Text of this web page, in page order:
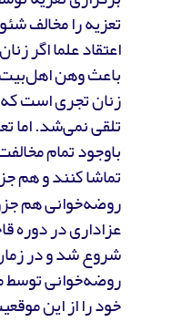
تعزیه را مخالف
اعتقاد علما اگر
باعث وهن
زنان تجری است
تلقی نمی‌شد. اما
باوجود تمام
تماشا کنند و هم
روضه‌خوانی هم
عزاداری در دوره
شروع شد و در
روضه‌خوانی توسط
خود را از این